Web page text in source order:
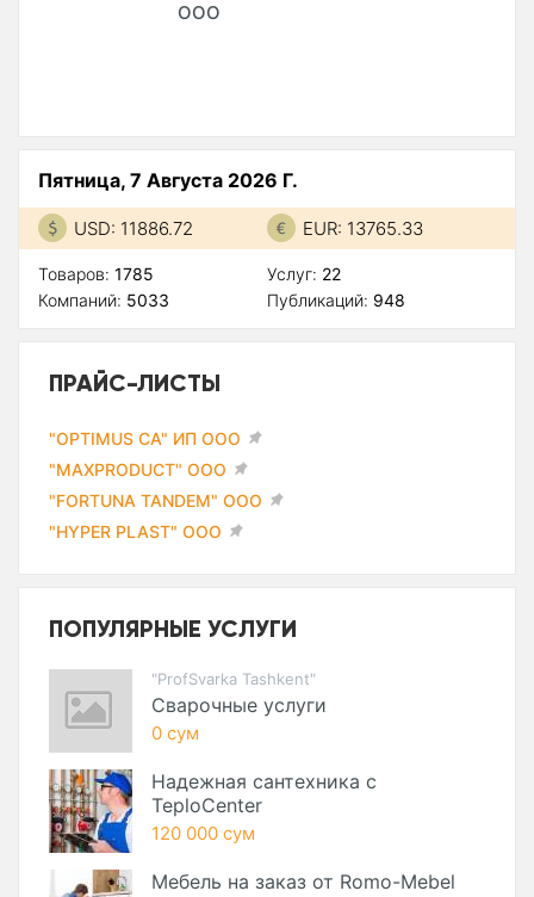
ООО
Пятница, 7 Августа 2026 Г.
USD: 11886.72 EUR: 13765.33
Товаров: 1785
Компаний: 5033
Услуг: 22
Публикаций: 948
ПРАЙС-ЛИСТЫ
"OPTIMUS CA" ИП ООО
"MAXPRODUCT" ООО
"FORTUNA TANDEM" ООО
"HYPER PLAST" ООО
ПОПУЛЯРНЫЕ УСЛУГИ
"ProfSvarka Tashkent"
Сварочные услуги
0 сум
Надежная сантехника с
TeploCenter
120 000 сум
Мебель на заказ от Romo-Mebel